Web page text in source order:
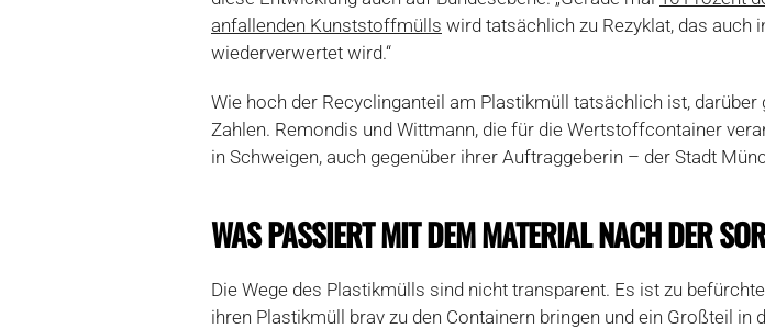
anfallenden Kunststoffmülls wird tatsächlich zu Rezyklat, das auch
wiederverwertet wird.“
Wie hoch der Recyclinganteil am Plastikmüll tatsächlich ist, darüber
Zahlen. Remondis und Wittmann, die für die Wertstoffcontainer
in Schweigen, auch gegenüber ihrer Auftraggeberin – der Stadt
WAS PASSIERT MIT DEM MATERIAL NACH DER
Die Wege des Plastikmülls sind nicht transparent. Es ist zu
ihren Plastikmüll brav zu den Containern bringen und ein Großteil in